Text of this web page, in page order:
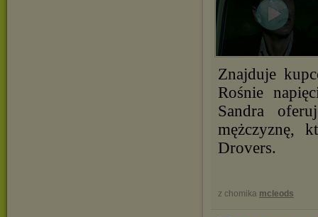
Znajduje
Rośnie
Sandra
mężczyznę,
Drovers.
z chomika mcleods